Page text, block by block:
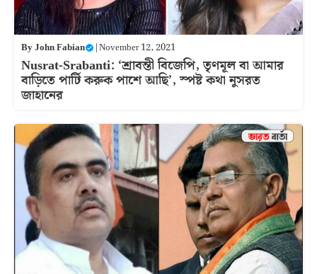
ByJohn Fabian |November 12, 2021
Nusrat-Srabanti: ‘শ্রাবন্তী বিজেপি, তৃণমূল বা আমার
বাড়িতে পার্টি করুক পাশে আছি’, স্পষ্ট কথা নুসরত
জাহানের